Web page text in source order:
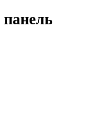
панель